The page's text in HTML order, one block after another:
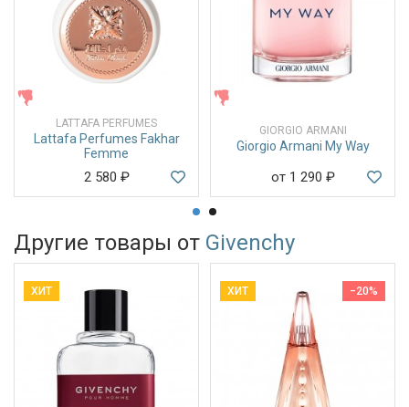
LATTAFA PERFUMES
Lattafa Perfumes Fakhar
Femme
2 580 ₽
GIORGIO ARMANI
Giorgio Armani My Way
от 1 290 ₽
Другие товары от Givenchy
ХИТ −20%
ХИТ